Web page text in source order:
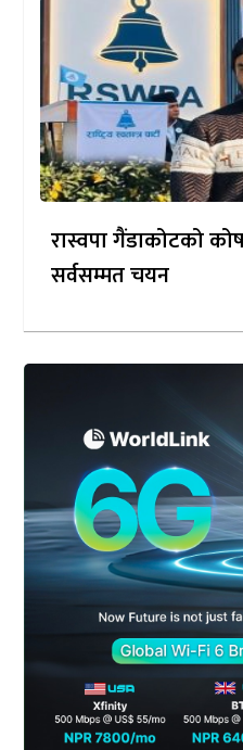
रास्वपा गैंडाकोटको
सर्वसम्मत चयन